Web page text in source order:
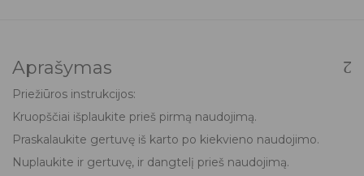
Aprašymas
Priežiūros instrukcijos:
Kruopščiai išplaukite prieš pirmą naudojimą.
Praskalaukite gertuvę iš karto po kiekvieno naudojimo.
Nuplaukite ir gertuvę, ir dangtelį prieš naudojimą.